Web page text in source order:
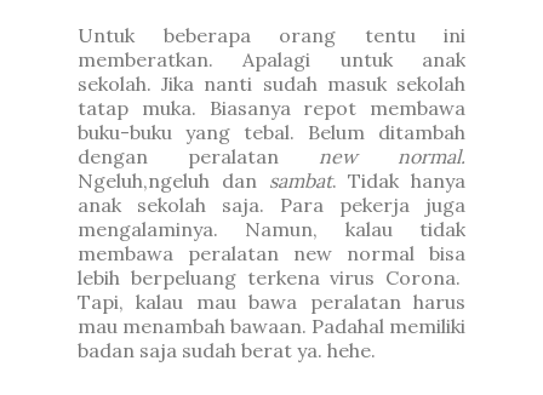
Untuk beberapa orang tentu ini
memberatkan. Apalagi untuk anak
sekolah. Jika nanti sudah masuk sekolah
tatap muka. Biasanya repot membawa
buku-buku yang tebal. Belum ditambah
dengan peralatan new normal.
Ngeluh,ngeluh dan sambat. Tidak hanya
anak sekolah saja. Para pekerja juga
mengalaminya. Namun, kalau tidak
membawa peralatan new normal bisa
lebih berpeluang terkena virus Corona.
Tapi, kalau mau bawa peralatan harus
mau menambah bawaan. Padahal memiliki
badan saja sudah berat ya. hehe.